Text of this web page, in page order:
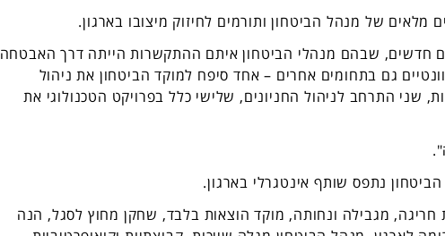
של מנהל הביטחון ותורמים לחיזוק מיצובו בארגון.
חדשים, שבהם מנהלי הביטחון איתם ההתקשרות הייתה דרך האבטחה
גם בתחומים אחרים – אחד סיפח למוקד הביטחון את ניהול
שני התרחב לניהול החניונים, שלישי כלל בפרויקט הטכנולוגי את
נתפס שותף אינטגרלי בארגון.
מגבילה ונחותה, מוקד הוצאות בלבד, שחקן מחוץ לסגל, הנה